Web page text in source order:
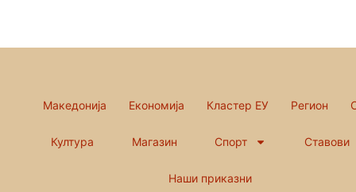
Македонија Економија Кластер ЕУ Регион
Култура Магазин Спорт Ставови
Наши приказни